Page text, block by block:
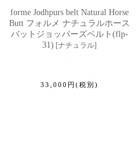
forme Jodhpurs belt Natural Horse
Butt フォルメ ナチュラルホース
バットジョッパーズベルト(flp-
31) [ナチュラル]
33,000 円 (税別)